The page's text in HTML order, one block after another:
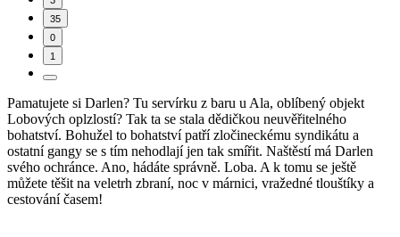
35
0
1
Pamatujete si Darlen? Tu servírku z baru u Ala, oblíbený objekt
Lobových oplzlostí? Tak ta se stala dědičkou neuvěřitelného
bohatství. Bohužel to bohatství patří zločineckému syndikátu a
ostatní gangy se s tím nehodlají jen tak smířit. Naštěstí má Darlen
svého ochránce. Ano, hádáte správně. Loba. A k tomu se ještě
můžete těšit na veletrh zbraní, noc v márnici, vražedné tlouštíky a
cestování časem!